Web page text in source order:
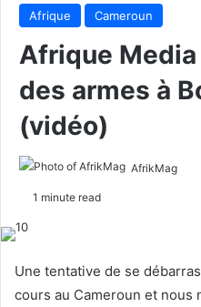
Afrique Cameroun
Afrique Media
des armes à
(vidéo)
AfrikMag
o
1 minute read
Une tentative de se
cours au Cameroun et nous